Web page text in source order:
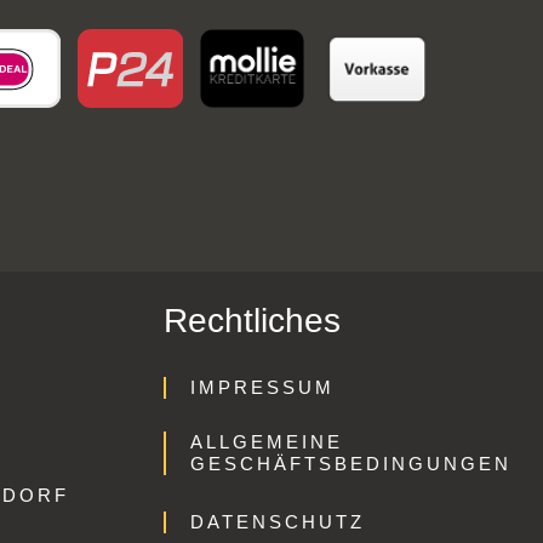
Rechtliches
IMPRESSUM
ALLGEMEINE
GESCHÄFTSBEDINGUNGEN
DATENSCHUTZ